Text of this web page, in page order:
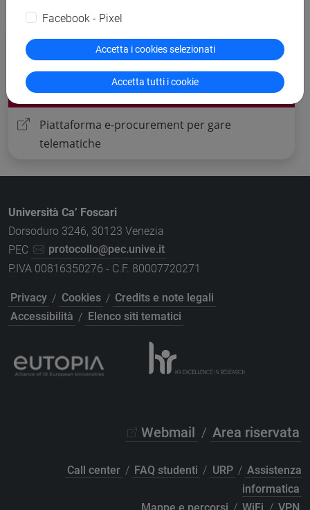
Procedure di gara per cui è possibile
presentare offerta
Altre procedure
Piattaforma e-procurement per gare
telematiche
Università Ca’ Foscari
Dorsoduro 3246, 30123 Venezia
PEC
protocollo@pec.unive.it
P.IVA 00816350276 - C.F. 80007720271
Privacy / Cookies / Credits e note legali
Accessibilità / Elenco siti tematici
Webmail / Area riservata
Call center / FAQ studenti / URP / Assistenza
informatica
Facebook - Pixel
Accetta i cookies selezionati
Accetta tutti i cookie